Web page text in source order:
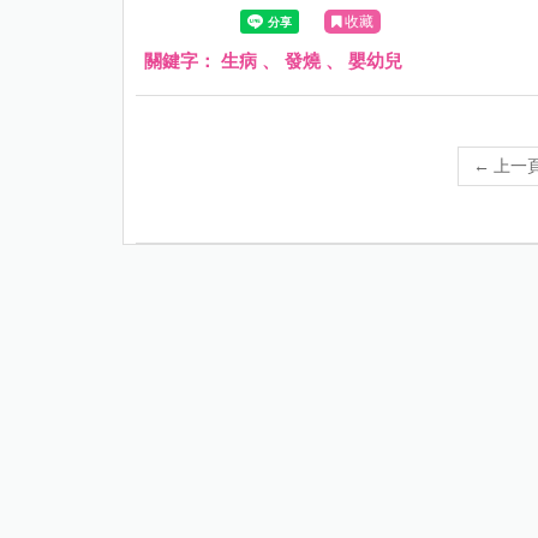
收藏
關鍵字： 生病 、 發燒、 嬰幼兒
← 上一